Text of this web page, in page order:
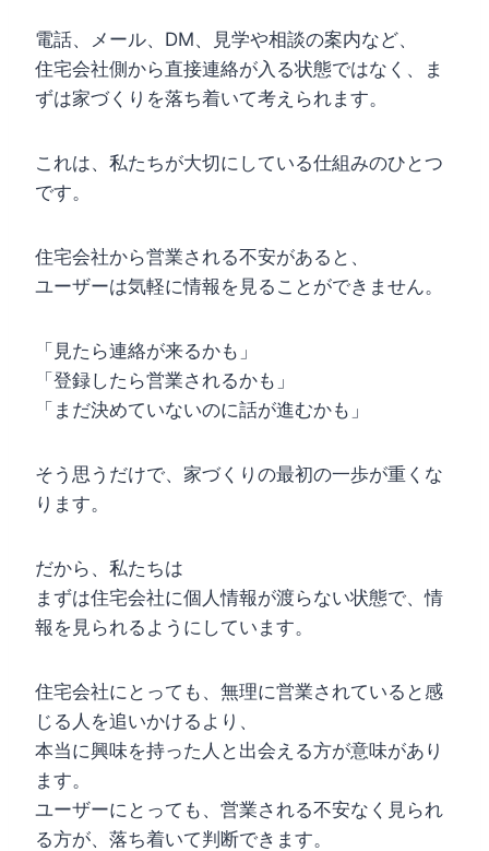
電話、メール、DM、見学や相談の案内など、
住宅会社側から直接連絡が入る状態ではなく、ま
ずは家づくりを落ち着いて考えられます。
これは、私たちが大切にしている仕組みのひとつ
です。
住宅会社から営業される不安があると、
ユーザーは気軽に情報を見ることができません。
「見たら連絡が来るかも」
「登録したら営業されるかも」
「まだ決めていないのに話が進むかも」
そう思うだけで、家づくりの最初の一歩が重くな
ります。
だから、私たちは
まずは住宅会社に個人情報が渡らない状態で、情
報を見られるようにしています。
住宅会社にとっても、無理に営業されていると感
じる人を追いかけるより、
本当に興味を持った人と出会える方が意味があり
ます。
ユーザーにとっても、営業される不安なく見られ
る方が、落ち着いて判断できます。